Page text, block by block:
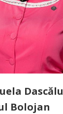
Bolojan